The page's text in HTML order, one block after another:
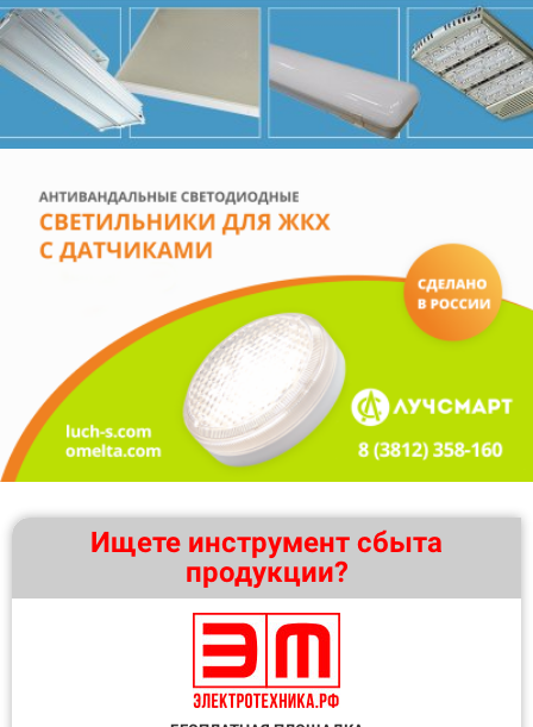
Ищете инструмент сбыта
продукции?